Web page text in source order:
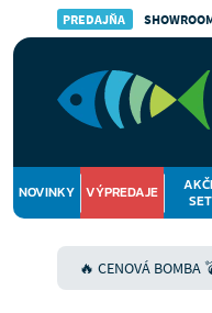
PREDAJŇA
NOVINKY VÝPREDAJE
🔥 CENOVÁ BOMBA